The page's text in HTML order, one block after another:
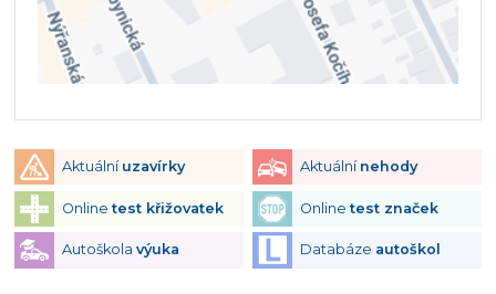
Aktuální uzavírky Aktuální nehody
Onlinetest křižovatek Onlinetest značek
Autoškola výuka Databáze autoškol